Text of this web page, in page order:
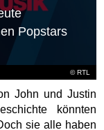
©RTL
Popstars
John und Justin
könnten
sie alle haben